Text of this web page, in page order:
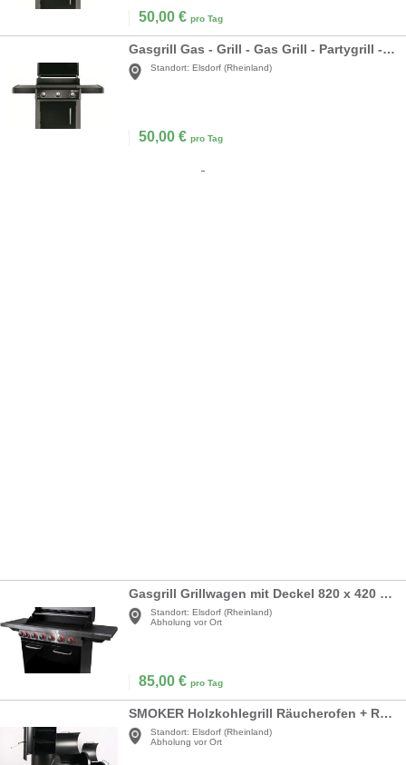
50,00 € pro Tag
Gasgrill Gas - Grill - Gas Grill - Partygrill - Terrassengrill - Campinggrill - Gartengrill 45 x 60 cm
Standort: Elsdorf (Rheinland)
50,00 € pro Tag
Gasgrill Grillwagen mit Deckel 820 x 420 mm mit Infrarotseitenbrenner + Warmhalterost
Standort: Elsdorf (Rheinland)
Abholung vor Ort
85,00 € pro Tag
SMOKER Holzkohlegrill Räucherofen + Räucherturm 1390 x 1840 x 735 mit Deckel Warmhalterost Ablage
Standort: Elsdorf (Rheinland)
Abholung vor Ort